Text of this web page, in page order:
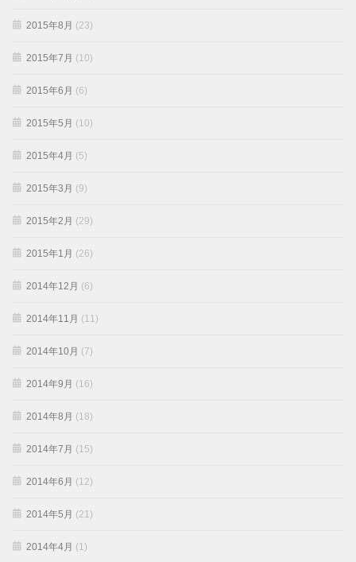
2015年8月 (23)
2015年7月 (10)
2015年6月 (6)
2015年5月 (10)
2015年4月 (5)
2015年3月 (9)
2015年2月 (29)
2015年1月 (26)
2014年12月 (6)
2014年11月 (11)
2014年10月 (7)
2014年9月 (16)
2014年8月 (18)
2014年7月 (15)
2014年6月 (12)
2014年5月 (21)
2014年4月 (1)